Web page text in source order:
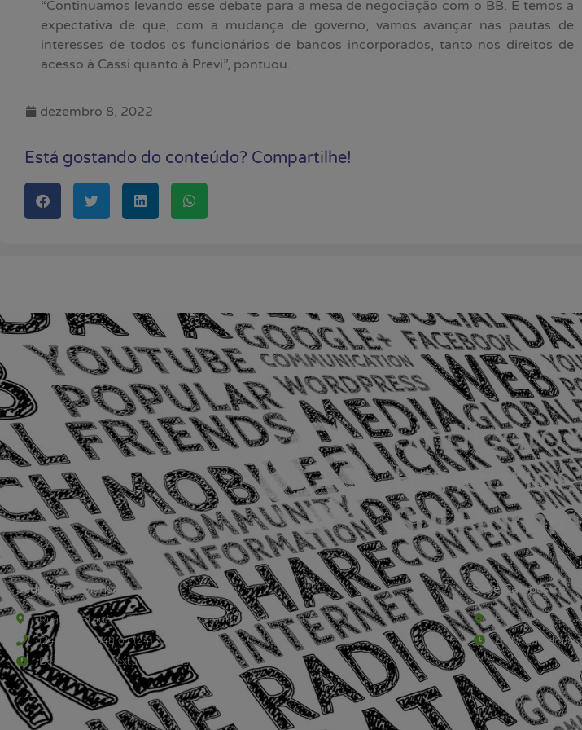
“Continuamos levando esse debate para a mesa de negociação com o BB. E temos a
expectativa de que, com a mudança de governo, vamos avançar nas pautas de
interesses de todos os funcionários de bancos incorporados, tanto nos direitos de
acesso à Cassi quanto à Previ”, pontuou.
dezembro 8, 2022
Está gostando do conteúdo? Compartilhe!
Sede Barra Mansa
Rua Rio Branco, nº107 (2º andar), Centro - Cep: 27.330-030
(24) 3323-2848 ou (24) 3323-2500
De segunda à sexta-feira , das 9h às 17h.
Sede Campestre:
Estrada
De terça-feira a